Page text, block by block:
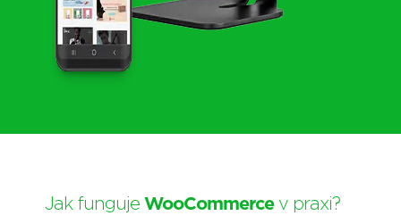
Jak funguje WooCommercev praxi?